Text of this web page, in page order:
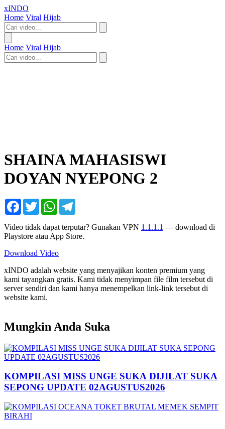
xINDO
Home Viral Hijab
Home Viral Hijab
SHAINA MAHASISWI
DOYAN NYEPONG 2
Facebook
TwitterWhatsApp
Video tidak dapat terputar? Gunakan VPN 1.1.1.1 — download di
Playstore atau App Store.
Download Video
xINDO adalah website yang menyajikan konten premium yang
kami tayangkan gratis. Kami tidak menyimpan file film tersebut di
server sendiri dan kami hanya menempelkan link-link tersebut di
website kami.
Mungkin Anda Suka
KOMPILASI MISS UNGE SUKA DIJILAT SUKA
SEPONG UPDATE 02AGUSTUS2026